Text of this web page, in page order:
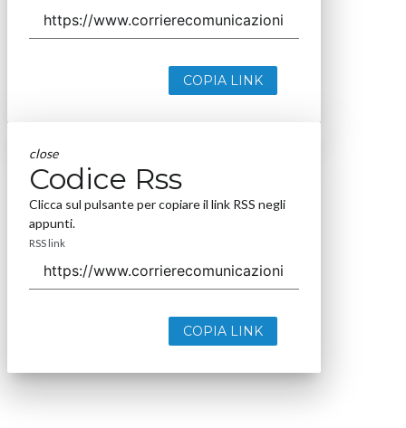
COPIA LINK
close
Codice Rss
Clicca sul pulsante per copiare il link RSS negli
appunti.
RSS link
COPIA LINK